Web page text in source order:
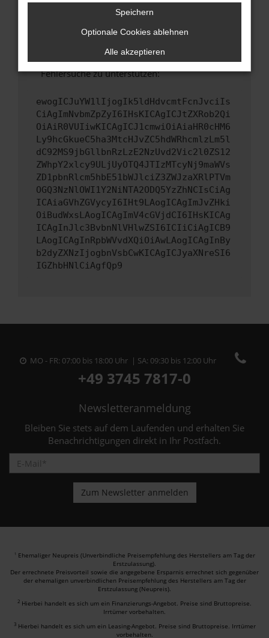
Wende dich an den Webseitenbetreiber.
Wenn du alle oben genannten Schritte versucht
hast, kontaktiere uns bitte. Wir werden
versuchen, das Problem zu beheben. Du kannst
uns diesen Text schicken, um uns bei der
Fehlersuche zu unterstützen:
ewogICJuYW1lIjogIk5ldHdvcmtFcnJvciIs
CiAgImNvbmZpZyI6IHsKICAgICJtZXRob2Qi
OiAiR0VUIiwKICAgICJ1cmwiOiAiaHR0cHM6
Ly9hcGkueC5ha3MtcHJvZC5hdWRhcmlzLm5l
dC92MS9jbGllbnRzLzE2NzUvd2Vic2l0ZS12
ZWhpY2xlcy9ULjUyOTQ4JTIzMTcyNj9maWVs
ZD1pbnRlcm5hbE51bWJlciZ3ZWJzaXRlPTVm
OGQ3NzNlOWI1Y2NiNTA2ODQ5YzZhNCIsCiAg
ICAiaGVhZGVycyI6IHt9LAogICAgImJvZHki
OiBudWxsLAogICAgImV4cGVjdCI6IHsKICAg
ICAgInJlc3BvbnNlVHlwZSI6ICIiCiAgICB9
LAogICAgInRpbWVvdXQiOiAwLAogICAgInBy
b2dyZXNzIjogbnVsbCwKICAgICJyaXNreSI6
IGZhbHNlCiAgfQp9
MO - FR: 07:00 bis 18:00 Uhr | SA: 09:30 bis 12:00 Uhr
+49 3745 7817-0
Newsletteranmeldung
Bleiben Sie stets auf dem Laufenden und erhalten Sie
Benachrichtigungen direkt in Ihr Postfach.
1 Ehemaliger Neupreis (Unverbindliche Preisempfehlung des Herstellers am Tag der
Erstzulassung).
Der errechnete Preisvorteil sowie die angegebene Ersparnis errechnet sich gegenüber
der ehemaligen unverbindlichen Preisempfehlung des Herstellers am Tag der
Erstzulassung (Neupreis).
2 Hierbei handelt es sich um ein Finanzierungs-Angebot. Preise sind Bruttopreise.
Irrtümer vorbehalten.
3 Hierbei handelt es sich um ein Leasing-Angebot. Preise sind Bruttopreise. Irrtümer
vorbehalten.
Speichern
Optionale Cookies ablehnen
Alle akzeptieren